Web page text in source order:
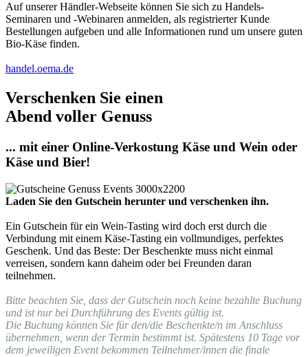
Auf unserer Händler-Webseite können Sie sich zu Handels-
Seminaren und -Webinaren anmelden, als registrierter Kunde
Bestellungen aufgeben und alle Informationen rund um unsere guten
Bio-Käse finden.
handel.oema.de
Verschenken Sie einen
Abend voller Genuss
... mit einer Online-Verkostung Käse und Wein oder
Käse und Bier!
Laden Sie den Gutschein herunter und verschenken ihn.
Ein Gutschein für ein Wein-Tasting wird doch erst durch die
Verbindung mit einem Käse-Tasting ein vollmundiges, perfektes
Geschenk. Und das Beste: Der Beschenkte muss nicht einmal
verreisen, sondern kann daheim oder bei Freunden daran
teilnehmen.
Bitte beachten Sie, dass der Gutschein noch keine bezahlte Buchung
und ist nur bei Durchführung des Events gültig ist.
Die Buchung können Sie für den/die Beschenkte/n im Anschluss
übernehmen, wenn der Termin bestimmt ist. Spätestens 10 Tage vor
dem jeweiligen Event bekommen Teilnehmer/innen die finale